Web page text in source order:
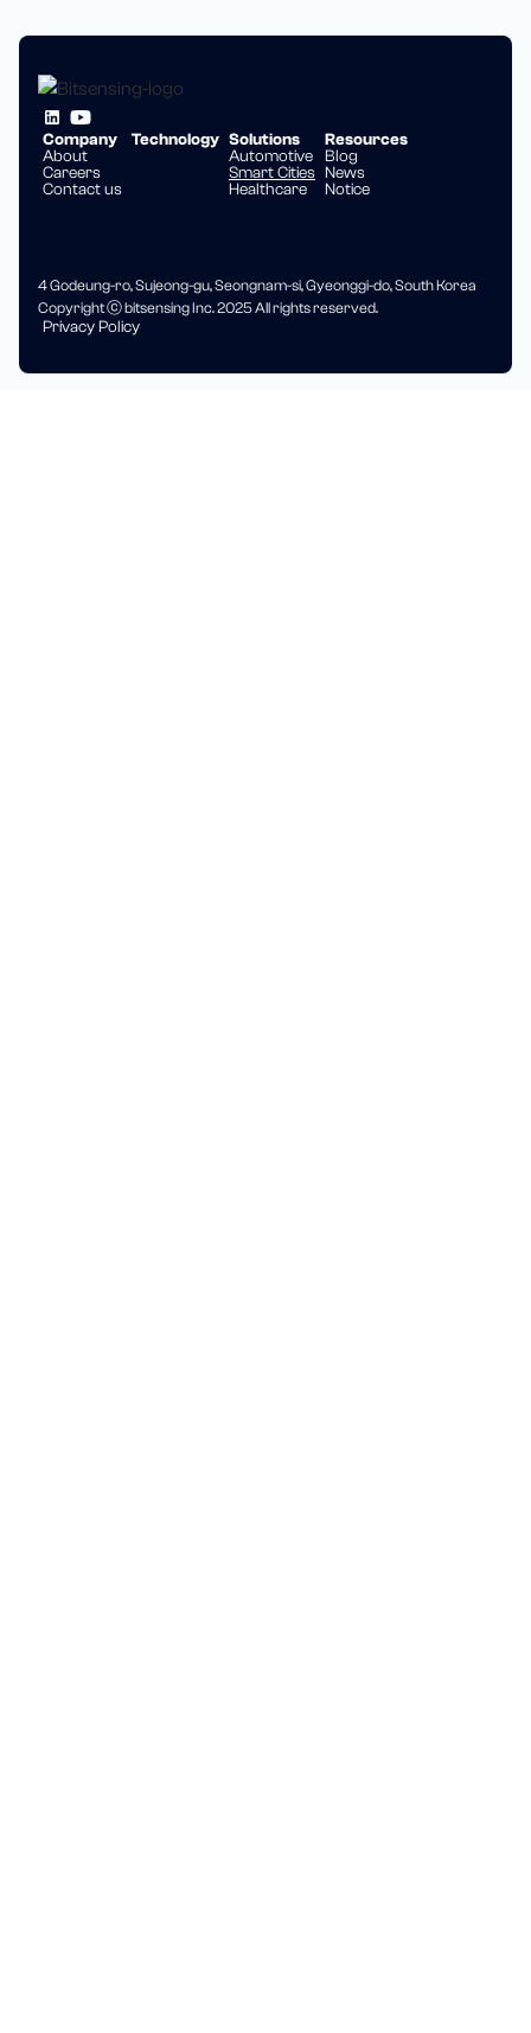
Company
About
Careers
Contact us
Technology Solutions
Automotive
Smart Cities
Healthcare
Resources
Blog
News
Notice
4 Godeung-ro, Sujeong-gu, Seongnam-si, Gyeonggi-do, South Korea
Copyright ⓒ bitsensing Inc. 2025 All rights reserved.
Privacy Policy